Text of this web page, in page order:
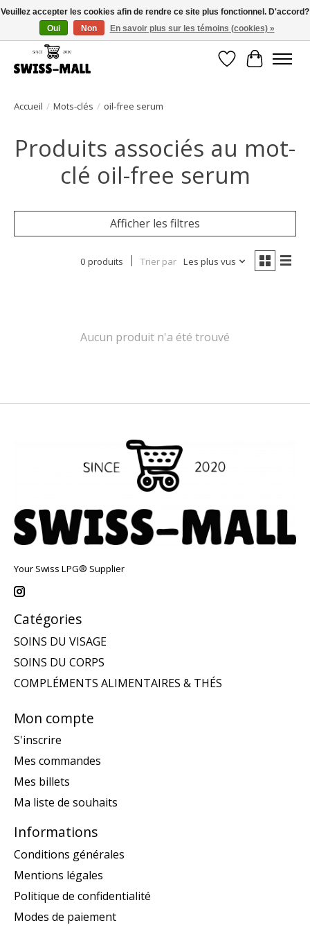
Livraison gratuite dès CHF 250 – livrée avec soin et fiabilité
Liste dePanier
Accueil / Mots-clés / oil-free serum
Produits associés au mot-
clé oil-free serum
Afficher les filtres
0 produits Trier par Les plus vus
Aucun produit n'a été trouvé
Your Swiss LPG® Supplier
Catégories
SOINS DU VISAGE
SOINS DU CORPS
COMPLÉMENTS ALIMENTAIRES & THÉS
Mon compte
S'inscrire
Mes commandes
Mes billets
Ma liste de souhaits
Informations
Conditions générales
Mentions légales
Politique de confidentialité
Modes de paiement
Veuillez accepter les cookies afin de rendre ce site plus fonctionnel. D'accord?
Oui
Non En savoir plus sur les témoins (cookies) »